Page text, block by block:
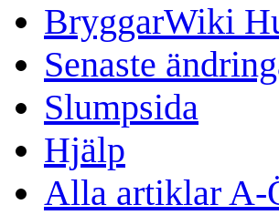
BryggarWiki
Senaste
Slumpsida
Hjälp
Alla artiklar A-